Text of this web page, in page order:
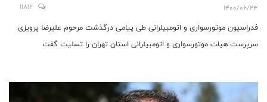
1400/06/23
11812
فدراسیون موتورسواری و اتومبیلرانی طی پیامی درگذشت مرحوم علیرضا پرویزی
سرپرست هیات موتورسواری و اتومبیلرانی استان تهران را تسلیت گفت